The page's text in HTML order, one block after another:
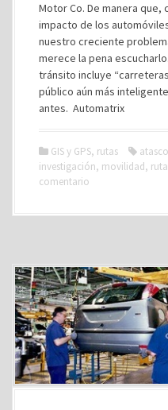
Motor Co. De manera
impacto de los
nuestro creciente
merece la pena
tránsito incluye
público aún más
antes. Automatrix
GIS y GPS, rutas
investigación, movilidad,
comentario